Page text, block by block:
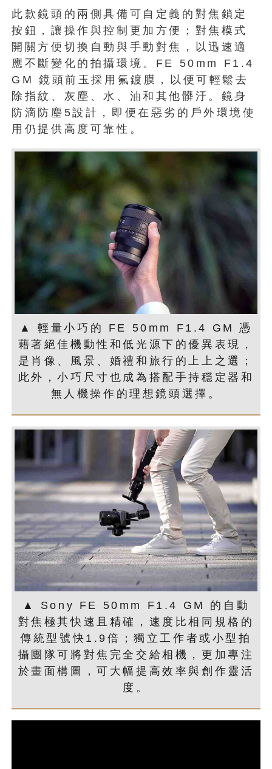
此款鏡頭的兩側具備可⾃定義的對焦鎖定
按鈕，讓操作與控制更加方便；對焦模式
開關方便切換⾃動與⼿動對焦，以迅速適
應不斷變化的拍攝環境。FE 50mm F1.4
GM 鏡頭前玉採用氟鍍膜，以便可輕鬆去
除指紋、灰塵、水、油和其他髒汙。鏡身
防滴防塵5設計，即便在惡劣的戶外環境使
用仍提供高度可靠性。
▲ 輕量小巧的 FE 50mm F1.4 GM 憑
藉著絕佳機動性和低光源下的優異表現，
是肖像、風景、婚禮和旅行的上上之選；
此外，小巧尺寸也成為搭配手持穩定器和
無人機操作的理想鏡頭選擇。
▲ Sony FE 50mm F1.4 GM 的自動
對焦極其快速且精確，速度比相同規格的
傳統型號快1.9倍；獨立工作者或小型拍
攝團隊可將對焦完全交給相機，更加專注
於畫面構圖，可大幅提高效率與創作靈活
度。